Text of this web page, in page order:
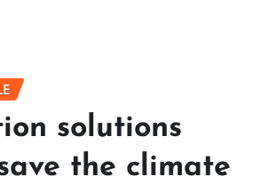
solutions
the climate